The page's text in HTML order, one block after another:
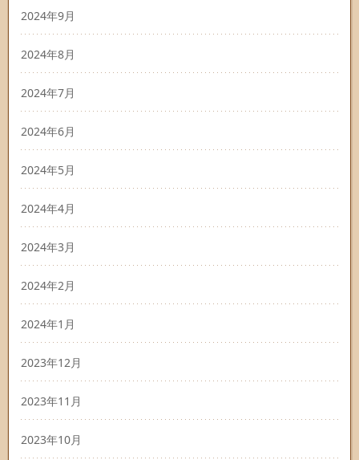
2024年9月
2024年8月
2024年7月
2024年6月
2024年5月
2024年4月
2024年3月
2024年2月
2024年1月
2023年12月
2023年11月
2023年10月